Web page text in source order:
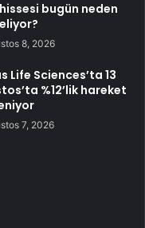
bugün neden
8, 2026
Life Sciences’ta 13
%12’lik hareket
7, 2026